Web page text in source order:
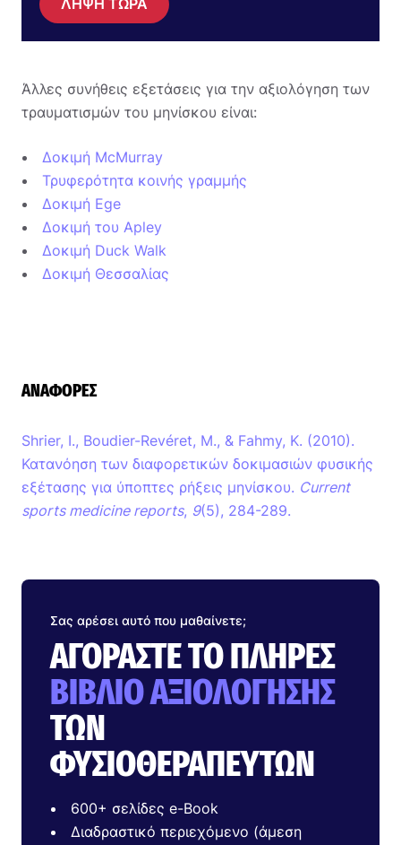
ΛΗΨΗ ΤΩΡΑ
Άλλες συνήθεις εξετάσεις για την αξιολόγηση των
τραυματισμών του μηνίσκου είναι:
Δοκιμή McMurray
Τρυφερότητα κοινής γραμμής
Δοκιμή Ege
Δοκιμή του Apley
Δοκιμή Duck Walk
Δοκιμή Θεσσαλίας
ΑΝΑΦΟΡΈΣ
Shrier, I., Boudier-Revéret, M., & Fahmy, K. (2010).
Κατανόηση των διαφορετικών δοκιμασιών φυσικής
εξέτασης για ύποπτες ρήξεις μηνίσκου. Current
sports medicine reports, 9(5), 284-289.
Σας αρέσει αυτό που μαθαίνετε;
ΑΓΟΡΆΣΤΕ ΤΟ ΠΛΉΡΕΣ
ΒΙΒΛΊΟ ΑΞΙΟΛΌΓΗΣΗΣ
ΤΩΝ
ΦΥΣΙΟΘΕΡΑΠΕΥΤΏΝ
600+ σελίδες e-Book
Διαδραστικό περιεχόμενο (άμεση